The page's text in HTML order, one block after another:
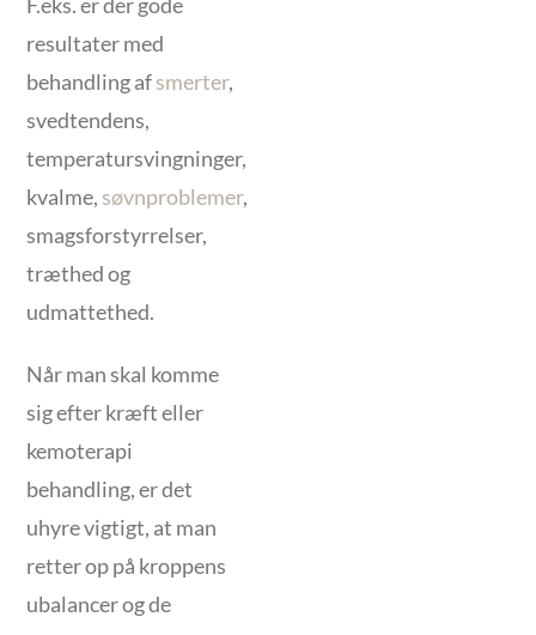
resultater med
behandling afsmerter,
svedtendens,
temperatursvingninger,
kvalme, søvnproblemer,
smagsforstyrrelser,
træthed og
udmattethed.
Når man skal komme
sig efter kræft eller
kemoterapi
behandling, er det
uhyre vigtigt, at man
retter op på kroppens
ubalancer og de